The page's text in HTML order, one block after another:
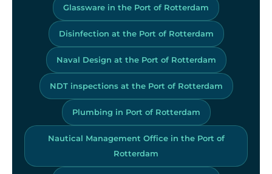
Glassware in the Port of Rotterdam
Disinfection at the Port of Rotterdam
Naval Design at the Port of Rotterdam
NDT inspections at the Port of Rotterdam
Plumbing in Port of Rotterdam
Nautical Management Office in the Port of
Rotterdam